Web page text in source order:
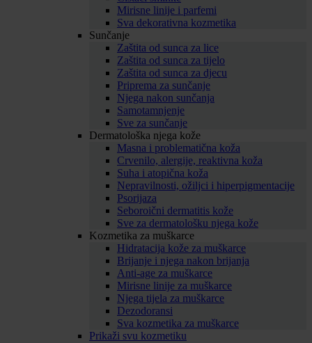
Mirisne linije i parfemi
Sva dekorativna kozmetika
Sunčanje
Zaštita od sunca za lice
Zaštita od sunca za tijelo
Zaštita od sunca za djecu
Priprema za sunčanje
Njega nakon sunčanja
Samotamnjenje
Sve za sunčanje
Dermatološka njega kože
Masna i problematična koža
Crvenilo, alergije, reaktivna koža
Suha i atopična koža
Nepravilnosti, ožiljci i hiperpigmentacije
Psorijaza
Seboroični dermatitis kože
Sve za dermatološku njega kože
Kozmetika za muškarce
Hidratacija kože za muškarce
Brijanje i njega nakon brijanja
Anti-age za muškarce
Mirisne linije za muškarce
Njega tijela za muškarce
Dezodoransi
Sva kozmetika za muškarce
Prikaži svu kozmetiku